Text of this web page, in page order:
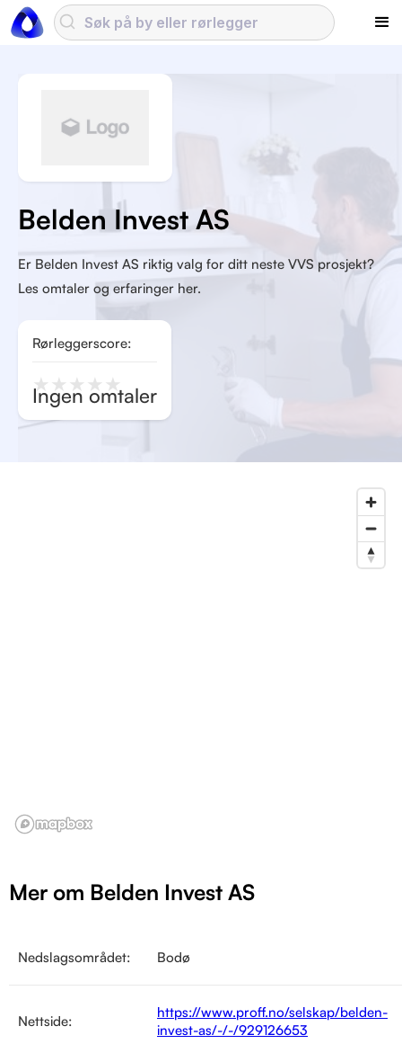
Rørleggerscore:
★ ★ ★ ★ ★
Ingen omtaler
Er Belden Invest AS riktig valg for ditt neste VVS prosjekt?
Les omtaler og erfaringer her.
Belden Invest AS
Mer om Belden Invest AS
Nedslagsområdet: Bodø
Nettside:
https://www.proff.no/selskap/belden-
invest-as/-/-/929126653